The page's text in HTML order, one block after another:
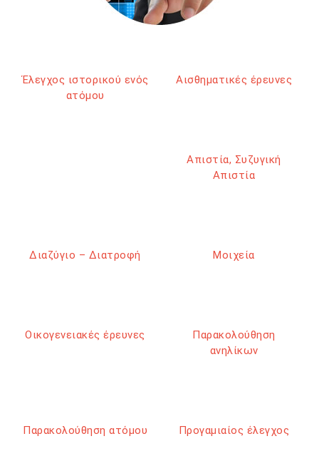
Έλεγχος ιστορικού ενός
ατόμου
Αισθηματικές έρευνες
Απιστία, Συζυγική
Απιστία
Διαζύγιο – Διατροφή Μοιχεία
Οικογενειακές έρευνες
Παρακολούθηση
ανηλίκων
Παρακολούθηση ατόμου Προγαμιαίος έλεγχος